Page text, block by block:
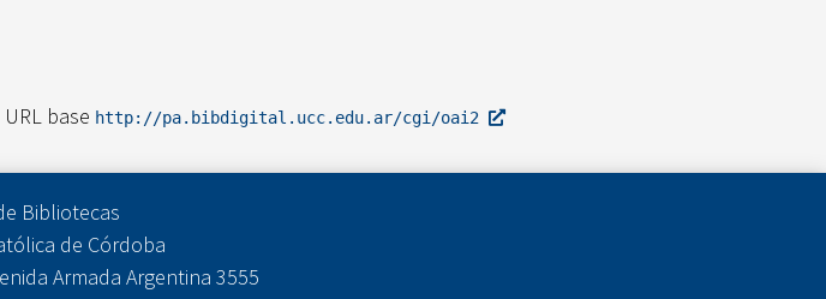
base http://pa.bibdigital.ucc.edu.ar/cgi/oai2
Bibliotecas
de Córdoba
Armada Argentina 3555